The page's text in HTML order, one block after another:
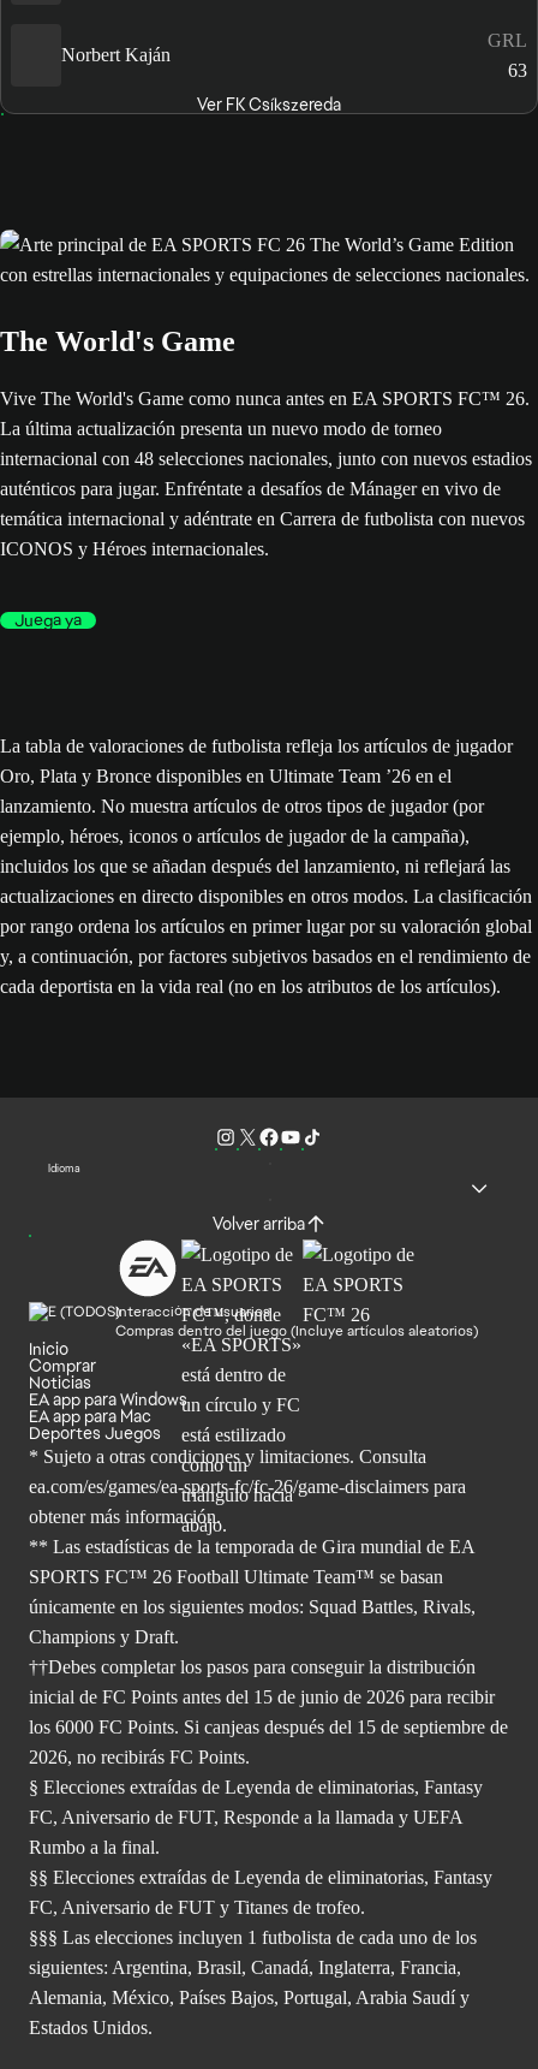
Norbert Kaján
GRL
63
Ver FK Csíkszereda
The World's Game
Vive The World's Game como nunca antes en EA SPORTS FC™ 26.
La última actualización presenta un nuevo modo de torneo
internacional con 48 selecciones nacionales, junto con nuevos estadios
auténticos para jugar. Enfréntate a desafíos de Mánager en vivo de
temática internacional y adéntrate en Carrera de futbolista con nuevos
ICONOS y Héroes internacionales.
Juega ya
La tabla de valoraciones de futbolista refleja los artículos de jugador
Oro, Plata y Bronce disponibles en Ultimate Team ’26 en el
lanzamiento. No muestra artículos de otros tipos de jugador (por
ejemplo, héroes, iconos o artículos de jugador de la campaña),
incluidos los que se añadan después del lanzamiento, ni reflejará las
actualizaciones en directo disponibles en otros modos. La clasificación
por rango ordena los artículos en primer lugar por su valoración global
y, a continuación, por factores subjetivos basados en el rendimiento de
cada deportista en la vida real (no en los atributos de los artículos).
Idioma
Volver arriba
Interacción de usuarios
Compras dentro del juego (Incluye artículos aleatorios)
Inicio
Comprar
Noticias
EA app para Windows
EA app para Mac
Deportes Juegos
* Sujeto a otras condiciones y limitaciones. Consulta
ea.com/es/games/ea-sports-fc/fc-26/game-disclaimers para
obtenermás información.
** Las estadísticas de la temporada de Gira mundial de EA
SPORTS FC™ 26 Football Ultimate Team™ se basan
únicamente en los siguientes modos: Squad Battles, Rivals,
Champions y Draft.
††Debes completar los pasos para conseguir la distribución
inicial de FC Points antes del 15 de junio de 2026 para recibir
los 6000 FC Points. Si canjeas después del 15 de septiembre de
2026, no recibirás FC Points.
§ Elecciones extraídas de Leyenda de eliminatorias, Fantasy
FC, Aniversario de FUT, Responde a la llamada y UEFA
Rumbo a la final.
§§ Elecciones extraídas de Leyenda de eliminatorias, Fantasy
FC, Aniversario de FUT y Titanes de trofeo.
§§§ Las elecciones incluyen 1 futbolista de cada uno de los
siguientes: Argentina, Brasil, Canadá, Inglaterra, Francia,
Alemania, México, Países Bajos, Portugal, Arabia Saudí y
Estados Unidos.